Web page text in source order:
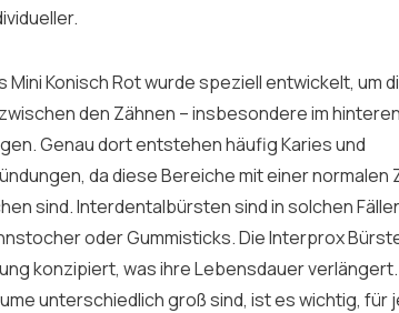
Mini Konisch Rot wurde speziell entwickelt, um
den Zähnen – insbesondere im
Genau dort entstehen häufig Karies und
da diese Bereiche mit einer normalen
sind. Interdentalbürsten sind in solchen
oder Gummisticks. Die Interprox
konzipiert, was ihre Lebensdauer verlängert.
unterschiedlich groß sind, ist es wichtig, für